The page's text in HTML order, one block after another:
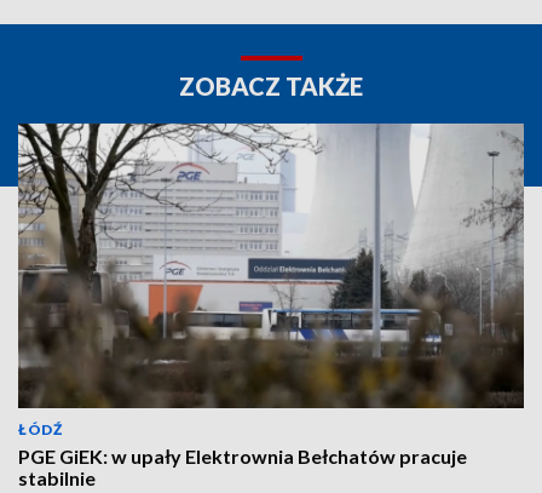
ZOBACZ TAKŻE
ŁÓDŹ
PGE GiEK: w upały Elektrownia Bełchatów pracuje
stabilnie